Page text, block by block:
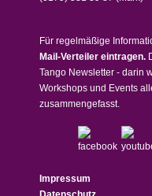
Für regelmäßige
Mail-Verteiler eintragen.
Tango Newsletter - darin
Workshops und Events
zusammengefasst.
Impressum